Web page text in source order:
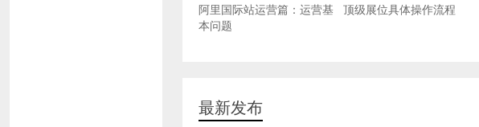
阿里国际站运营篇：运营基
本问题
顶级展位具体操作流程
最新发布